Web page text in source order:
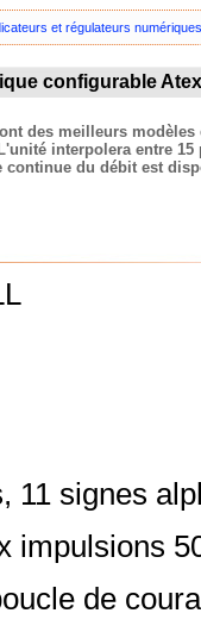
et régulateurs numériques
configurable
des meilleurs
interpolera entre
du débit est
11 signes
impulsions
de